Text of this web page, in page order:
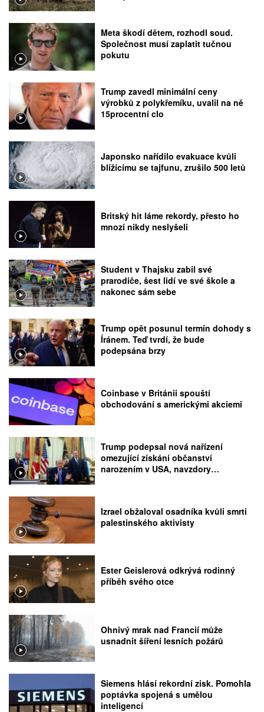
Meta škodí dětem, rozhodl soud.
Společnost musí zaplatit tučnou
pokutu
Trump zavedl minimální ceny
výrobků z polykřemíku, uvalil na ně
15procentní clo
Japonsko nařídilo evakuace kvůli
blížícímu se tajfunu, zrušilo 500 letů
Britský hit láme rekordy, přesto ho
mnozí nikdy neslyšeli
Student v Thajsku zabil své
prarodiče, šest lidí ve své škole a
nakonec sám sebe
Trump opět posunul termín dohody s
Íránem. Teď tvrdí, že bude
podepsána brzy
Coinbase v Británii spouští
obchodování s americkými akciemi
Trump podepsal nová nařízení
omezující získání občanství
narozením v USA, navzdory
Izrael obžaloval osadníka kvůli smrti
palestinského aktivisty
Ester Geislerová odkrývá rodinný
příběh svého otce
Ohnivý mrak nad Francií může
usnadnit šíření lesních požárů
Siemens hlásí rekordní zisk. Pomohla
poptávka spojená s umělou
inteligencí